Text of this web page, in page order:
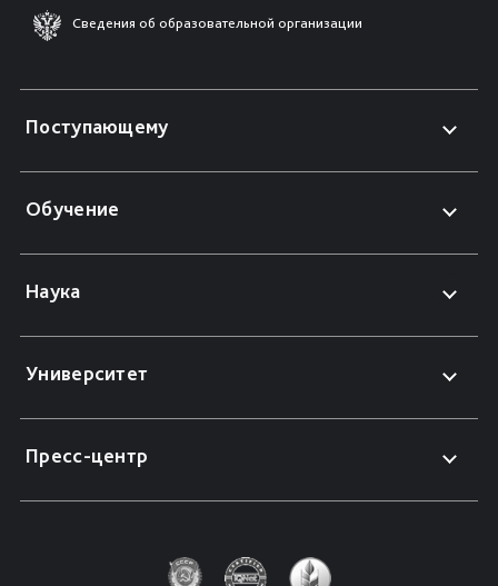
Сведения об образовательной организации
Поступающему
Обучение
Наука
Университет
Пресс-центр